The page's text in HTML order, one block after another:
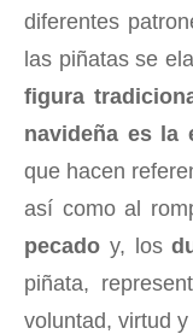
diferentes
las piñatas se
figura
navideña es la
que hacen
así como al
pecado y, los
piñata,
voluntad, virtud y